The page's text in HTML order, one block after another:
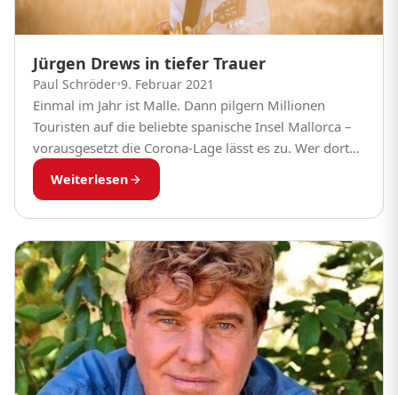
Jürgen Drews in tiefer Trauer
Paul Schröder•9. Februar 2021
Einmal im Jahr ist Malle. Dann pilgern Millionen
Touristen auf die beliebte spanische Insel Mallorca –
vorausgesetzt die Corona-Lage lässt es zu. Wer dort
aber in den vergangenen Jahren bei...
Weiterlesen